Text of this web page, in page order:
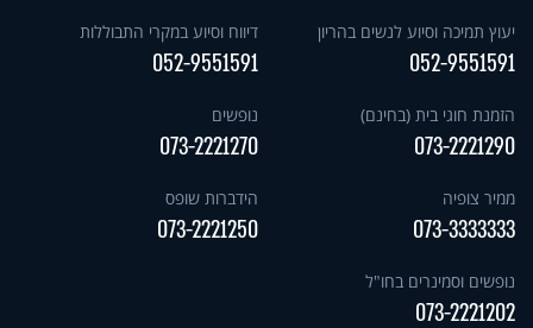
יעוץ תמיכה וסיוע לנשים בהריון
052-9551591
דיווח וסיוע במקרי התבוללות
052-9551591
הזמנת חוגי בית (בחינם)
073-2221290
נופשים
073-2221270
ממיר צופיה
073-3333333
הידברות שופס
073-2221250
נופשים וסמינרים בחו"ל
073-2221202